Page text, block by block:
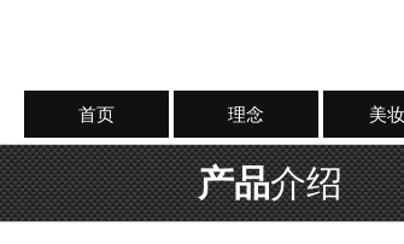
首页 理念 美
产品介绍